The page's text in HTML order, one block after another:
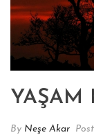
YAŞAM
By Neşe Akar